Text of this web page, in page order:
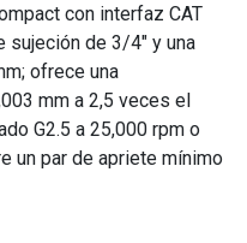
con interfaz CAT
sujeción de 3/4" y una
ofrece una
mm a 2,5 veces el
G2.5 a 25,000 rpm o
un par de apriete mínimo